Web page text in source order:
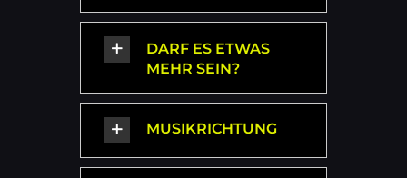
DARF ES ETWAS
MEHR SEIN?
MUSIKRICHTUNG